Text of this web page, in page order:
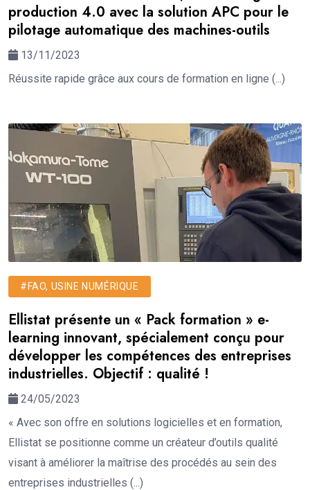
production 4.0 avec la solution APC pour le
pilotage automatique des machines-outils
13/11/2023
Réussite rapide grâce aux cours de formation en ligne (...)
#FAO, USINE NUMÉRIQUE
Ellistat présente un « Pack formation » e-
learning innovant, spécialement conçu pour
développer les compétences des entreprises
industrielles. Objectif : qualité !
24/05/2023
« Avec son offre en solutions logicielles et en formation,
Ellistat se positionne comme un créateur d’outils qualité
visant à améliorer la maîtrise des procédés au sein des
entreprises industrielles (...)